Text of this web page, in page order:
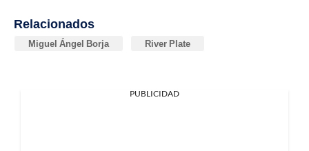
Relacionados
Miguel Ángel Borja River Plate
PUBLICIDAD